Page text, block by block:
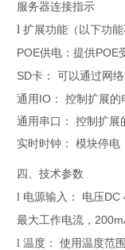
服务器连接指示
l 扩展功能（以下功
POE供电： 提供POE
SD卡：
可以通过网
通用 IO ：
控制扩展的
通用串口：
控制扩展
实时时钟：
模块停电
四、技术参数
l 电源输入： 电压DC
最大工作电流， 20
l 温度：
使用温度范